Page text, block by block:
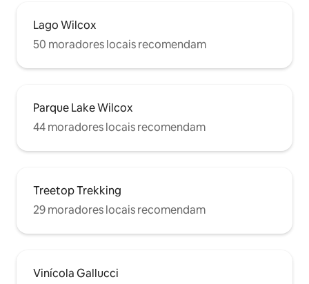
Lago Wilcox
50 moradores locais recomendam
Parque Lake Wilcox
44 moradores locais recomendam
Treetop Trekking
29 moradores locais recomendam
Vinícola Gallucci